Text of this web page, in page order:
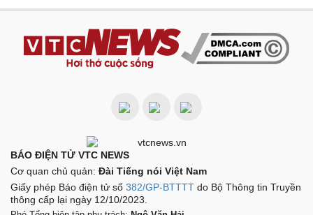
BÁO ĐIỆN TỬ VTC NEWS
Cơ quan chủ quản: Đài Tiếng nói Việt Nam
Giấy phép Báo điện tử số 382/GP-BTTTT do Bộ Thông tin Truyền
thông cấp lại ngày 12/10/2023.